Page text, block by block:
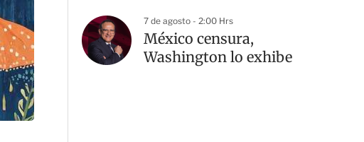
7 de agosto - 2:00 Hrs
México censura,
Washington lo exhibe